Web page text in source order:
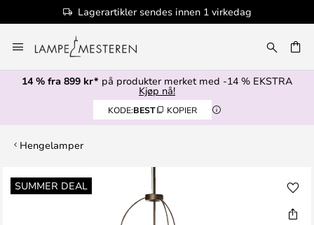
Lagerartikler sendes innen 1 virkedag
til
innhold
14 % fra 899 kr* på produkter merket med -14 % EKSTRA
Kjøp nå!
KODE:BEST KOPIER
Hengelamper
SUMMER DEAL
Gå
til